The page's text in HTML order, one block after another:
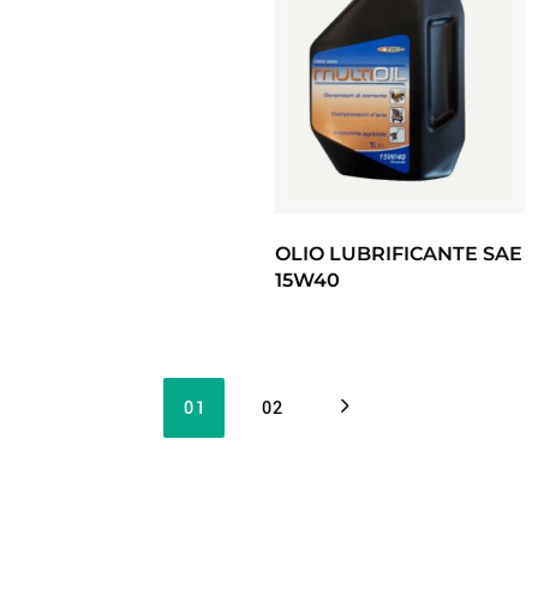
OLIO LUBRIFICANTE SAE
15W40
01 02